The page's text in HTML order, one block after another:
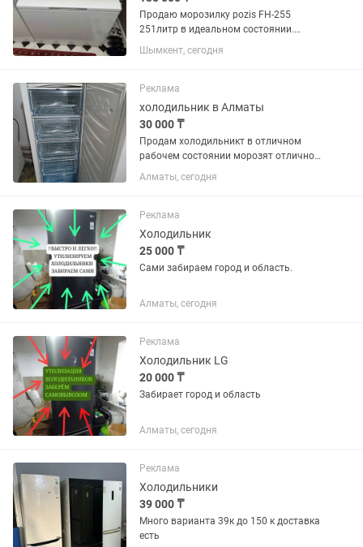
Продаю морозилку pozis FH-255
251литр в идеальном состоянии.
Хорошее качество данной модели и
металл прочный и толстый 135тыс
Шымкент, сегодня
Реклама
холодильник в Алматы
30 000 ₸
Продам холодильникт в отличном
рабочем состоянии морозят отлично
цены разные от 30000 и выше
Алматы, сегодня
Реклама
Холодильник
25 000 ₸
Сами забираем город и область.
Алматы, сегодня
Реклама
Холодильник LG
20 000 ₸
Забирает город и область
Алматы, сегодня
Реклама
Холодильники
39 000 ₸
Много варианта 39к до 150 к доставка
есть